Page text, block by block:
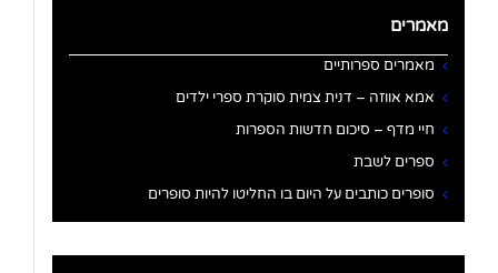
מאמרים
מאמרים ספרותיים
אמא אווזה – דנית צמית סוקרת ספרי ילדים
חיי מדף – סיכום חדשות הספרות
ספרים לשבת
סופרים כותבים על היום בו החליטו להיות סופרים